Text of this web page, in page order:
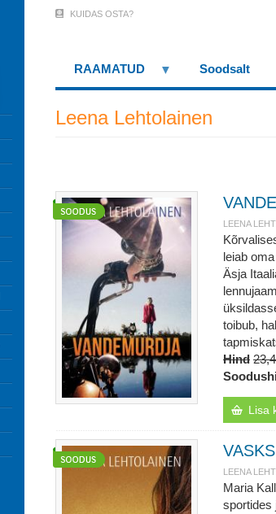
Menu
(logged
KUIDAS OSTA?
RAAMATUD Soodsalt
Leena Lehtolainen
LEENA
leiab
Äsja
toibub,
Hind
Lisa
LEENA
Maria
sportides